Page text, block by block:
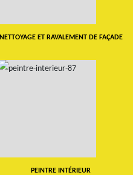
NETTOYAGE ET RAVALEMENT DE FAÇADE
PEINTRE INTÉRIEUR